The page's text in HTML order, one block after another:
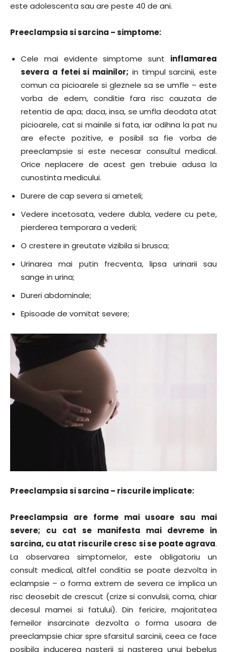
este adolescenta sau are peste 40 de ani.
Preeclampsia si sarcina – simptome:
Cele mai evidente simptome sunt inflamarea
severa a fetei si mainilor; in timpul sarcinii, este
comun ca picioarele si gleznele sa se umfle – este
vorba de edem, conditie fara risc cauzata de
retentia de apa; daca, insa, se umfla deodata atat
picioarele, cat si mainile si fata, iar odihna la pat nu
are efecte pozitive, e posibil sa fie vorba de
preeclampsie si este necesar consultul medical.
Orice neplacere de acest gen trebuie adusa la
cunostinta medicului.
Durere de cap severa si ameteli;
Vedere incetosata, vedere dubla, vedere cu pete,
pierderea temporara a vederii;
O crestere in greutate vizibila si brusca;
Urinarea mai putin frecventa, lipsa urinarii sau
sange in urina;
Dureri abdominale;
Episoade de vomitat severe;
Preeclampsia si sarcina – riscurile implicate:
Preeclampsia are forme mai usoare sau mai
severe; cu cat se manifesta mai devreme in
sarcina, cu atat riscurile cresc si se poate agrava.
La observarea simptomelor, este obligatoriu un
consult medical, altfel conditia se poate dezvolta in
eclampsie – o forma extrem de severa ce implica un
risc deosebit de crescut (crize si convulsii, coma, chiar
decesul mamei si fatului). Din fericire, majoritatea
femeilor insarcinate dezvolta o forma usoara de
preeclampsie chiar spre sfarsitul sarcinii, ceea ce face
posibila inducerea nasterii si nasterea unui bebelus